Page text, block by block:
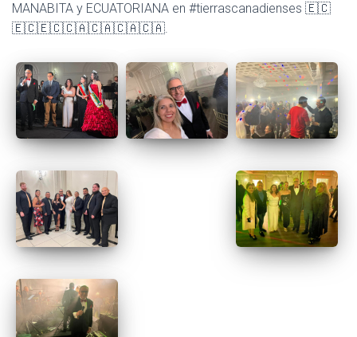
MANABITA y ECUATORIANA en #tierrascanadienses 🇪🇨
🇪🇨🇪🇨🇨🇦🇨🇦🇨🇦🇨🇦.